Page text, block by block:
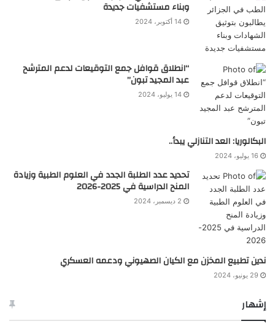
وبناء مستشفيات جديدة
14 أكتوبر، 2024
“انطلاق قوافل جمع التوقيعات لدعم المترشح
عبد المجيد تبون”
14 يوليو، 2024
البكالوريا: العد التنازلي يبدأ..
16 يوليو، 2024
تحديد عدد الطلبة الجدد في العلوم الطبية وزيادة
المنح الدراسية في 2025-2026
2 ديسمبر، 2024
ندين تطبيع المخزن مع الكيان الصهيوني ودعمه العسكري
29 يونيو، 2024
إشهار